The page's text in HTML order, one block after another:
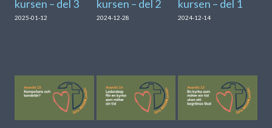
kursen – del 3
2025-01-12
kursen – del 2
2024-12-28
kursen – del 1
2024-12-14